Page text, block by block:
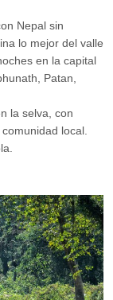
Nepal sin
lo mejor del valle
en la capital
Patan,
la selva, con
local.